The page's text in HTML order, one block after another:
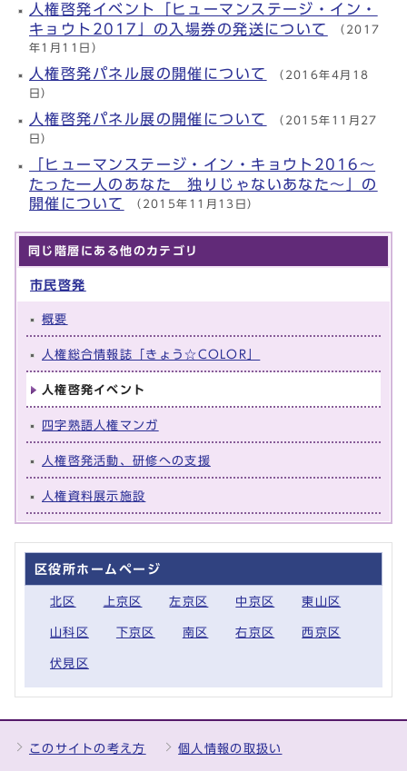
人権啓発イベント「ヒューマンステージ・イン・
キョウト2017」の入場券の発送について （2017
年1月11日）
人権啓発パネル展の開催について （2016年4月18
日）
人権啓発パネル展の開催について （2015年11月27
日）
「ヒューマンステージ・イン・キョウト2016～
たった一人のあなた 独りじゃないあなた～」の
開催について
（2015年11月13日）
同じ階層にある他のカテゴリ
市民啓発
概要
人権総合情報誌「きょう☆COLOR」
人権啓発イベント
四字熟語人権マンガ
人権啓発活動、研修への支援
人権資料展示施設
区役所ホームページ
北区 上京区 左京区 中京区 東山区
山科区 下京区 南区 右京区 西京区
伏見区
このサイトの考え方 個人情報の取扱い